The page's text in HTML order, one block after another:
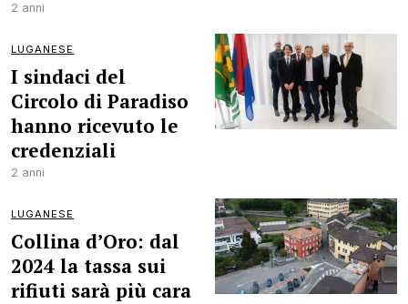
2 anni
LUGANESE
I sindaci del
Circolo di Paradiso
hanno ricevuto le
credenziali
2 anni
LUGANESE
Collina d’Oro: dal
2024 la tassa sui
rifiuti sarà più cara